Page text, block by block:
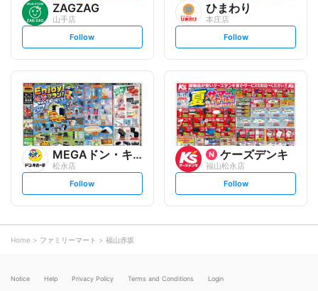
ZAGZAG
山手店
s
l
o
w
Follow
ひまわり
本庄店
s
l
o
w
Follow
MEGAドン・キホーテ
松永店
s
l
o
Follow
ケーズデンキ
福山松永店
s
l
Follow
Home ファミリーマート 福山赤坂
Notice Help Privacy Policy Terms and Conditions Login